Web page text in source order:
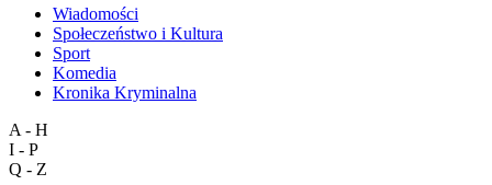
Wiadomości
Społeczeństwo i Kultura
Sport
Komedia
Kronika Kryminalna
A - H
I - P
Q - Z